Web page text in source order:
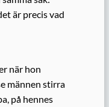
är precis vad
när hon
männen stirra
på hennes